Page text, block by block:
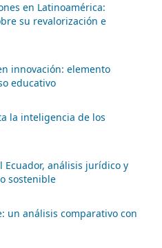
en Latinoamérica:
su revalorización e
innovación: elemento
educativo
la inteligencia de los
Ecuador, análisis jurídico y
sostenible
un análisis comparativo con